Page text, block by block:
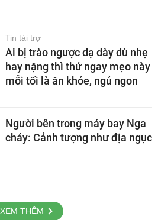
Tin tài trợ
Ai bị trào ngược dạ dày dù nhẹ
hay nặng thì thử ngay mẹo này
mỗi tối là ăn khỏe, ngủ ngon
Người bên trong máy bay Nga
cháy: Cảnh tượng như địa ngục
XEM THÊM